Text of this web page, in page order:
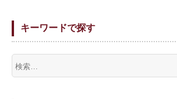
キーワードで探す